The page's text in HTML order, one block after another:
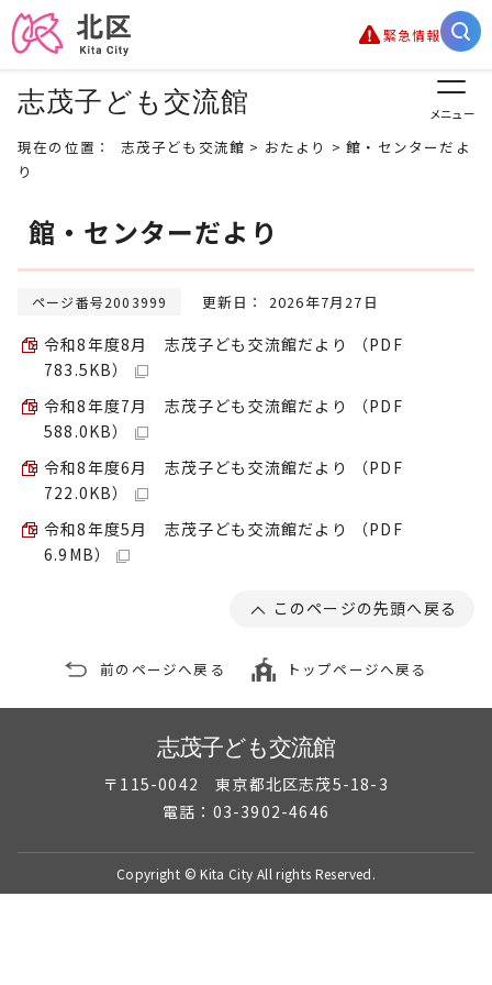
緊急情報
志茂子ども交流館 メニュー
現在の位置： 志茂子ども交流館 > おたより > 館・センターだよ
り
館・センターだより
ページ番号2003999 更新日： 2026年7月27日
令和8年度8月 志茂子ども交流館だより （PDF
783.5KB）
令和8年度7月 志茂子ども交流館だより （PDF
588.0KB）
令和8年度6月 志茂子ども交流館だより （PDF
722.0KB）
令和8年度5月 志茂子ども交流館だより （PDF
6.9MB）
このページの先頭へ戻る
前のページへ戻る トップページへ戻る
志茂子ども交流館
〒115-0042 東京都北区志茂5-18-3
電話：03-3902-4646
Copyright © Kita City All rights Reserved.